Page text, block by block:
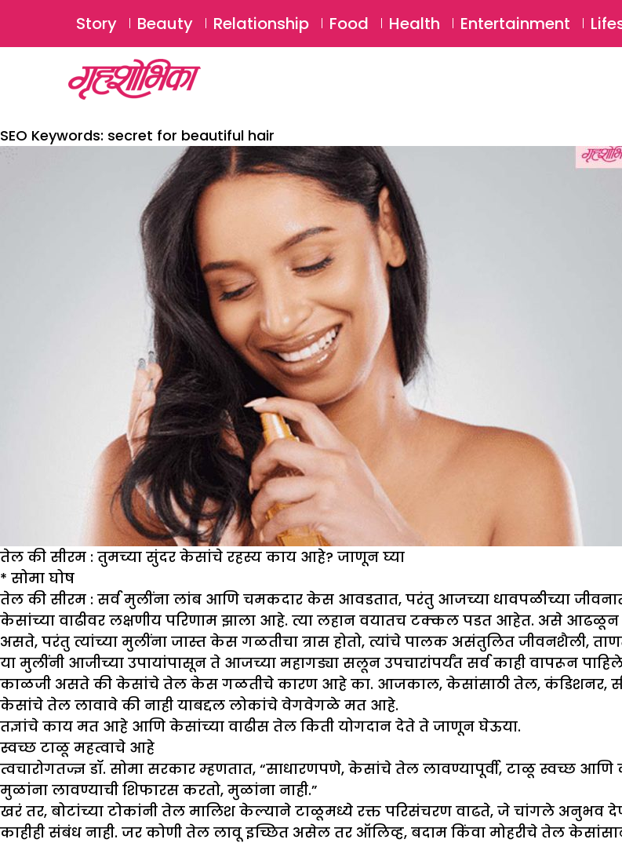
Story Beauty Relationship Food Health Entertainment
SEO Keywords: secret for beautiful hair
तेल की सीरम : तुमच्या सुंदर केसांचे रहस्य काय आहे? जाणून घ्या
* सोमा घोष
तेल की सीरम : सर्व मुलींना लांब आणि चमकदार केस आवडतात, परंतु आजच्या धावपळीच्या
केसांच्या वाढीवर लक्षणीय परिणाम झाला आहे. त्या लहान वयातच टक्कल पडत आहेत. असे आढळून
असते, परंतु त्यांच्या मुलींना जास्त केस गळतीचा त्रास होतो, त्यांचे पालक असंतुलित जीवनशैली,
या मुलींनी आजीच्या उपायांपासून ते आजच्या महागड्या सलून उपचारांपर्यंत सर्व काही वापरून
काळजी असते की केसांचे तेल केस गळतीचे कारण आहे का. आजकाल, केसांसाठी तेल, कंडिशनर,
केसांचे तेल लावावे की नाही याबद्दल लोकांचे वेगवेगळे मत आहे.
तज्ञांचे काय मत आहे आणि केसांच्या वाढीस तेल किती योगदान देते ते जाणून घेऊया.
स्वच्छ टाळू महत्वाचे आहे
त्वचारोगतज्ज्ञ डॉ. सोमा सरकार म्हणतात, “साधारणपणे, केसांचे तेल लावण्यापूर्वी, टाळू स्वच्छ
मुळांना लावण्याची शिफारस करतो, मुळांना नाही.”
खरं तर, बोटांच्या टोकांनी तेल मालिश केल्याने टाळूमध्ये रक्त परिसंचरण वाढते, जे चांगले अनुभव
काहीही संबंध नाही. जर कोणी तेल लावू इच्छित असेल तर ऑलिव्ह, बदाम किंवा मोहरीचे तेल